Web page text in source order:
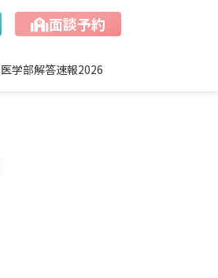
面談予約
医学部解答速報2026